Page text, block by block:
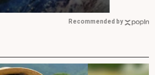
Recommended by